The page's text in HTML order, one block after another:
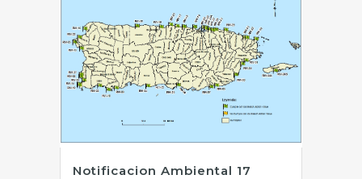
Notificacion Ambiental 17